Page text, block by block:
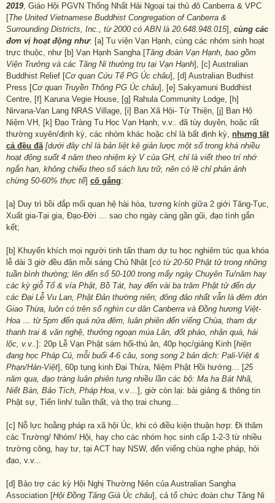
2019, Giáo Hội PGVN Thống Nhất Hải Ngoại tại thủ đô Canberra & VPC
[The United Vietnamese Buddhist Congregation of Canberra &
Surrounding Districts, Inc., từ 2000 có ABN là 20.648.948.015], cùng các
đơn vị hoạt động như: [a] Tu viện Vạn Hạnh, cùng các nhóm sinh hoạt
trực thuộc, như [b] Vạn Hạnh Sangha [Tăng đoàn Vạn Hạnh, bao gồm
Viện Trưởng và các Tăng Ni thường trụ tại Vạn Hạnh], [c] Australian
Buddhist Relief [Cơ quan Cứu Tế PG Úc châu], [d] Australian Budhist
Press [Cơ quan Truyền Thông PG Úc châu], [e] Sakyamuni Buddhist
Centre, [f] Karuna Vegie House, [g] Rahula Community Lodge, [h]
Nirvana-Van Lang NRAS Village, [i] Ban Xã Hội- Từ Thiện, [j] Ban Hộ
Niệm VH, [k] Đạo Tràng Tu Học Vạn Hạnh, v.v.. đã tùy duyên, hoặc rất
thường xuyên/định kỳ, các nhóm khác hoặc chỉ là bất định kỳ, nhưng tất
cả đều đã [dưới đây chỉ là bản liệt kê giản lược một số trong khá nhiều
hoạt động suốt 4 năm theo nhiệm kỳ V của GH, chỉ là viết theo trí nhớ
ngắn hạn, không chiếu theo sổ sách lưu trữ, nên có lẽ chỉ phản ảnh
chừng 50-60% thực tế] cố gắng:
[a] Duy trì bồi đắp mối quan hệ hài hòa, tương kính giữa 2 giới Tăng-Tục,
Xuất gia-Tại gia, Đạo-Đời … sao cho ngày càng gần gũi, đạo tình gắn
kết;
[b] Khuyến khích mọi người tinh tấn tham dự tu học nghiêm túc qua khóa
lễ dài 3 giờ đều đặn mỗi sáng Chủ Nhật [có từ 20-50 Phật tử trong những
tuần bình thường; lên đến số 50-100 trong mấy ngày Chuyên Tu/năm hay
các kỳ giỗ Tổ & vía Phật, Bồ Tát, hay đến vài ba trăm Phật tử đến dự
các Đại Lễ Vu Lan, Phật Đản thường niên; đông đảo nhất vẫn là đêm đón
Giao Thừa, luôn có trên số nghìn cư dân Canberra và Đồng hương Việt-
Hoa … từ 5pm đến quá nửa đêm, luân phiên đến viếng Chùa, tham dự
thanh trai & văn nghệ, thưởng ngoạn múa Lân, đốt pháo, nhận quà, hái
lộc, v.v..]: 20p Lễ Vạn Phật sám hối-thù ân, 40p học/giảng Kinh [hiện
đang học Pháp Cú, mỗi buổi 4-6 câu, song song 2 bản dịch: Pali-Việt &
Phạn/Hán-Việt], 60p tụng kinh Đại Thừa, Niệm Phật Hồi hướng… [25
năm qua, đạo tràng luân phiên tụng nhiều lần các bộ: Ma ha Bát Nhã,
Niết Bàn, Bảo Tích, Pháp Hoa, v.v…], giờ còn lại: bài giảng & thông tin
Phật sự, Tiến linh/ tuần thất, và thọ trai chung…
[c] Nỗ lực hoằng pháp ra xã hội Úc, khi có điều kiện thuận hợp: Đi thăm
các Trường/ Nhóm/ Hội, hay cho các nhóm học sinh cấp 1-2-3 từ nhiều
trường công, hay tư, tại ACT hay NSW, đến viếng chùa nghe pháp, hỏi
đạo, v.v...
[d] Bảo trợ các kỳ Hội Nghị Thường Niên của Australian Sangha
Association [Hội Đồng Tăng Già Úc châu], cả tổ chức đoàn chư Tăng Ni